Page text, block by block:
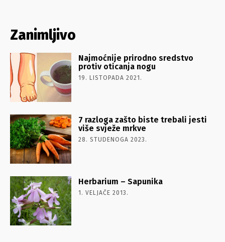
Zanimljivo
Najmoćnije prirodno sredstvo
protiv oticanja nogu
19. LISTOPADA 2021.
7 razloga zašto biste trebali jesti
više svježe mrkve
28. STUDENOGA 2023.
Herbarium – Sapunika
1. VELJAČE 2013.